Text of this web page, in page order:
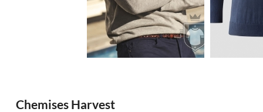
29.92€
Chemises Harvest